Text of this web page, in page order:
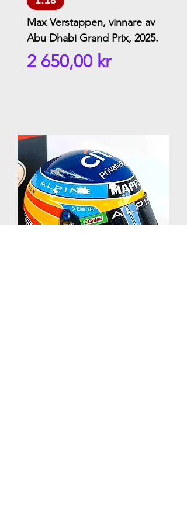
Max Verstappen, vinnare av
Abu Dhabi Grand Prix, 2025.
Pris
2 650,00 kr